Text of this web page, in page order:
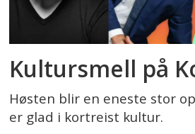
Kultursmell på
Høsten blir en eneste stor
er glad i kortreist kultur.